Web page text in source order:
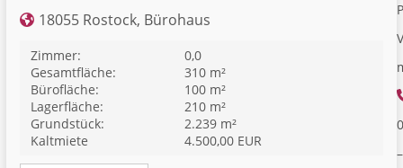
18055 Rostock, Bürohaus
Zimmer:
0,0
Gesamtfläche:
310 m²
Bürofläche:
100 m²
Lagerfläche:
210 m²
Grundstück:
2.239 m²
Kaltmiete
4.500,00 EUR
–